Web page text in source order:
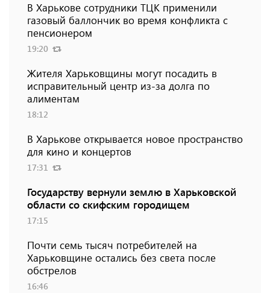
В Харькове сотрудники ТЦК применили
газовый баллончик во время конфликта с
пенсионером
19:20
Жителя Харьковщины могут посадить в
исправительный центр из-за долга по
алиментам
18:12
В Харькове открывается новое пространство
для кино и концертов
17:31
Государству вернули землю в Харьковской
области со скифским городищем
17:15
Почти семь тысяч потребителей на
Харьковщине остались без света после
обстрелов
16:46